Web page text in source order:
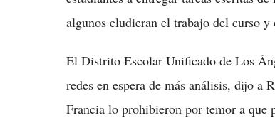
algunos eludieran el trabajo del curso
El Distrito Escolar Unificado de Los
redes en espera de más análisis, dijo a
Francia lo prohibieron por temor a que